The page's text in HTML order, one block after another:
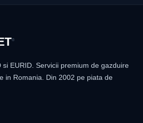
®
si EURID. Servicii premium de gazduire
in Romania. Din 2002 pe piata de